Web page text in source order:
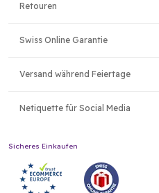
Retouren
Swiss Online Garantie
Versand während Feiertage
Netiquette für Social Media
Sicheres Einkaufen